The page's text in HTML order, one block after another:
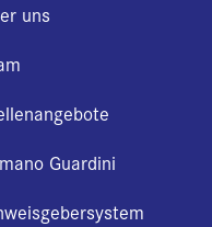
uns
Guardini